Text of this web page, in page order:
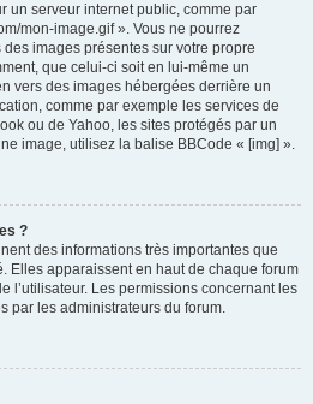
un serveur internet public, comme par
mon-image.gif ». Vous ne pourrez
images présentes sur votre propre
que celui-ci soit en lui-même un
vers des images hébergées derrière un
comme par exemple les services de
ou de Yahoo, les sites protégés par un
image, utilisez la balise BBCode « [img] ».
?
des informations très importantes que
Elles apparaissent en haut de chaque forum
l’utilisateur. Les permissions concernant les
par les administrateurs du forum.